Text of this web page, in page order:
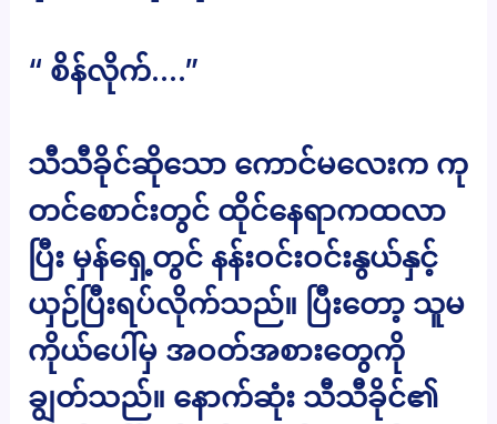
“ စိန်လိုက်….”
သီသီခိုင်ဆိုသော ကောင်မလေးက ကု
တင်စောင်းတွင် ထိုင်နေရာကထလာ
ပြီး မှန်ရှေ့တွင် နန်းဝင်းဝင်းနွယ်နှင့်
ယှဉ်ပြီးရပ်လိုက်သည်။ ပြီးတော့ သူမ
ကိုယ်ပေါ်မှ အဝတ်အစားတွေကို
ချွတ်သည်။ နောက်ဆုံး သီသီခိုင်၏